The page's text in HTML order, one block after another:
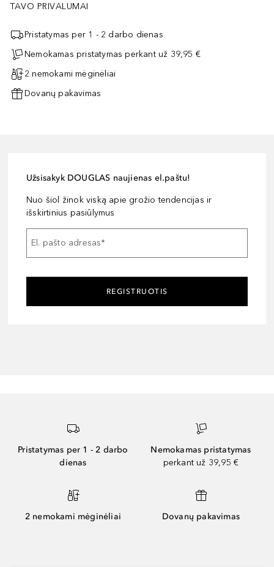
TAVO PRIVALUMAI
Pristatymas per 1 - 2 darbo dienas
Nemokamas pristatymas perkant už 39,95 €
2 nemokami mėginėliai
Dovanų pakavimas
Užsisakyk DOUGLAS naujienas el.paštu!
Nuo šiol žinok viską apie grožio tendencijas ir
išskirtinius pasiūlymus
El. pašto adresas*
REGISTRUOTIS
Pristatymas per 1 - 2 darbo
dienas
Nemokamas pristatymas
perkant už 39,95 €
2 nemokami mėginėliai Dovanų pakavimas